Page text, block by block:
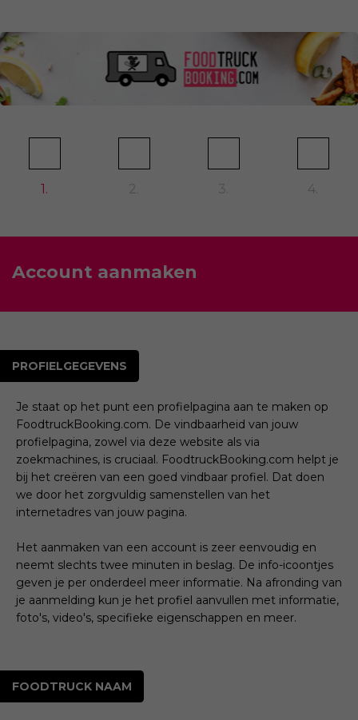
1. 2. 3. 4.
Account aanmaken
PROFIELGEGEVENS
Je staat op het punt een profielpagina aan te maken op
FoodtruckBooking.com. De vindbaarheid van jouw
profielpagina, zowel via deze website als via
zoekmachines, is cruciaal. FoodtruckBooking.com helpt je
bij het creëren van een goed vindbaar profiel. Dat doen
we door het zorgvuldig samenstellen van het
internetadres van jouw pagina.
Het aanmaken van een account is zeer eenvoudig en
neemt slechts twee minuten in beslag. De info-icoontjes
geven je per onderdeel meer informatie. Na afronding van
je aanmelding kun je het profiel aanvullen met informatie,
foto's, video's, specifieke eigenschappen en meer.
FOODTRUCK NAAM